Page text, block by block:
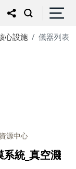
心設施 儀器列表
源中心
系統_真空濺